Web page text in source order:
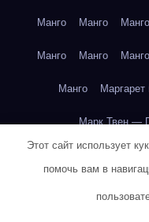
Манго Манго Манго
Манго Манго Манго
Манго
Марк Твен —
Марк Твен —
Этот сайт использует
помочь вам в